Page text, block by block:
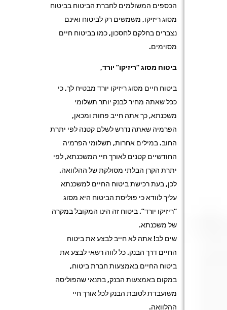
הכספים המשולמים לחברת הביטוח בביטוח
מסוג ריזיקו, משמשים רק לביטוח ואינם
נצברים בחלקם לחסכון, כמו בביטוח חיים
מסוימים.
ביטוח מסוג “ריזיקו” יורד,
ביטוח חיים מסוג ריזיקו יורד מבטיח לך, כי
ככל שאתה מחיר לבנק יותר תשלומי
משכנתא, כך אתה חייב פחות ומכאן,
הפרמיה שאתה נדרש לשלם קטנה לפי יתרת
החוב. במילים אחרות, תשלומי הפרמיה
החודשיים קטנים לאורך חיי המשכנתא, לפי
יתרת הקרן הבלתי מסולקת של ההלוואה.
לכן, בעת רכישת ביטוח החיים למשכנתא
עליך לוודא כי פוליסת הביטוח היא מסוג
“ריזיקו יורד”. ביטוח זה הינו המקובל במקרה
של משכנתא.
שים לב! אתה לא חייב לבצע את ביטוח
החיים דרך הבנק. כל לווה רשאי לבצע את
ביטוח החיים באמצעות חברת ביטוח,
במקום באמצעות הבנק, בתנאי שהפוליסה
משועבדת לטובת הבנק לכל אורך חיי
ההלוואה.